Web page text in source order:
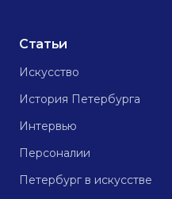
Статьи
Искусство
История Петербурга
Интервью
Персоналии
Петербург в искусстве